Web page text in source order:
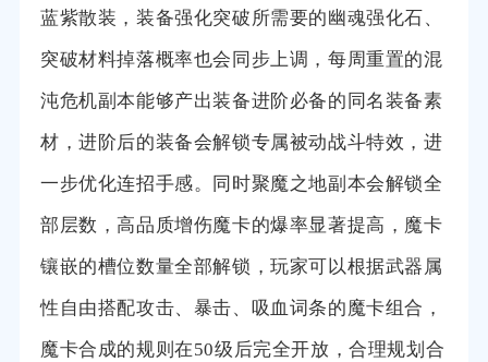
蓝紫散装，装备强化突破所需要的幽魂强化石、
突破材料掉落概率也会同步上调，每周重置的混
沌危机副本能够产出装备进阶必备的同名装备素
材，进阶后的装备会解锁专属被动战斗特效，进
一步优化连招手感。同时聚魔之地副本会解锁全
部层数，高品质增伤魔卡的爆率显著提高，魔卡
镶嵌的槽位数量全部解锁，玩家可以根据武器属
性自由搭配攻击、暴击、吸血词条的魔卡组合，
魔卡合成的规则在50级后完全开放，合理规划合